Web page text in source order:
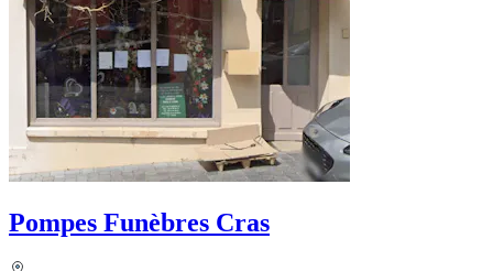
Pompes Funèbres Cras